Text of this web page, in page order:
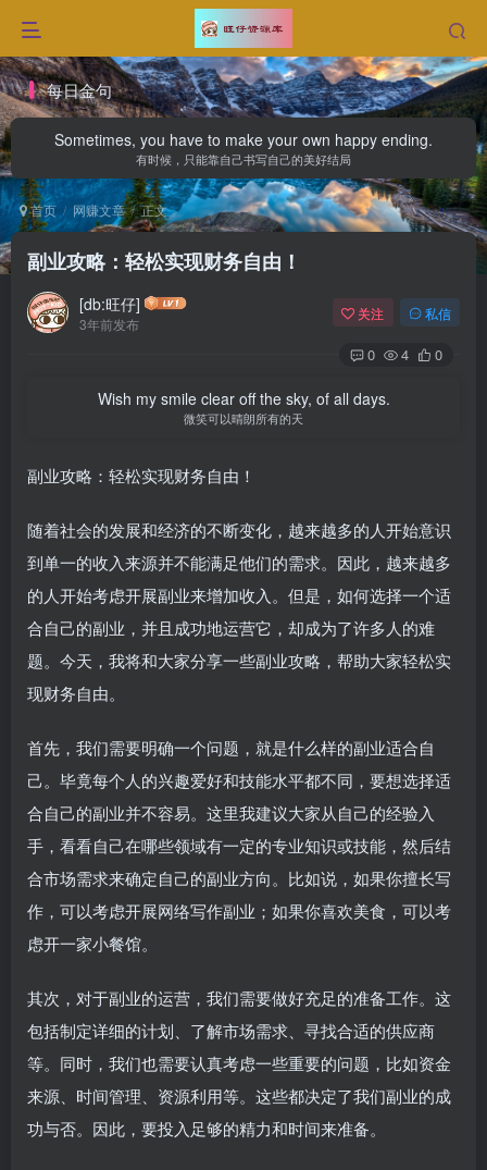
每日金句
Sometimes, you have to make your own happy ending.
有时候，只能靠自己书写自己的美好结局
首页 网赚文章 正文
副业攻略：轻松实现财务自由！
[db:旺仔]
3年前发布
关注 私信
0 4 0
Wish my smile clear off the sky, of all days.
微笑可以晴朗所有的天
副业攻略：轻松实现财务自由！
随着社会的发展和经济的不断变化，越来越多的人开始意识
到单一的收入来源并不能满足他们的需求。因此，越来越多
的人开始考虑开展副业来增加收入。但是，如何选择一个适
合自己的副业，并且成功地运营它，却成为了许多人的难
题。今天，我将和大家分享一些副业攻略，帮助大家轻松实
现财务自由。
首先，我们需要明确一个问题，就是什么样的副业适合自
己。毕竟每个人的兴趣爱好和技能水平都不同，要想选择适
合自己的副业并不容易。这里我建议大家从自己的经验入
手，看看自己在哪些领域有一定的专业知识或技能，然后结
合市场需求来确定自己的副业方向。比如说，如果你擅长写
作，可以考虑开展网络写作副业；如果你喜欢美食，可以考
虑开一家小餐馆。
其次，对于副业的运营，我们需要做好充足的准备工作。这
包括制定详细的计划、了解市场需求、寻找合适的供应商
等。同时，我们也需要认真考虑一些重要的问题，比如资金
来源、时间管理、资源利用等。这些都决定了我们副业的成
功与否。因此，要投入足够的精力和时间来准备。